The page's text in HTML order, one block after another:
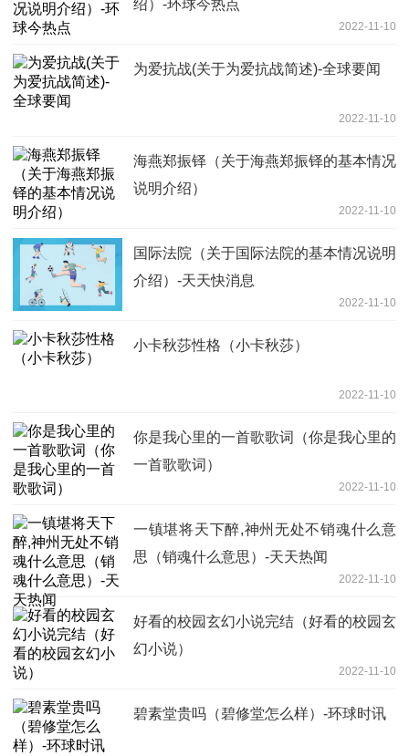
绍）-环球今热点
2022-11-10
为爱抗战(关于为爱抗战简述)-全球要闻
2022-11-10
海燕郑振铎（关于海燕郑振铎的基本情况
说明介绍）
2022-11-10
国际法院（关于国际法院的基本情况说明
介绍）-天天快消息
2022-11-10
小卡秋莎性格（小卡秋莎）
2022-11-10
你是我心里的一首歌歌词（你是我心里的
一首歌歌词）
2022-11-10
一镇堪将天下醉,神州无处不销魂什么意
思（销魂什么意思）-天天热闻
2022-11-10
好看的校园玄幻小说完结（好看的校园玄
幻小说）
2022-11-10
碧素堂贵吗（碧修堂怎么样）-环球时讯